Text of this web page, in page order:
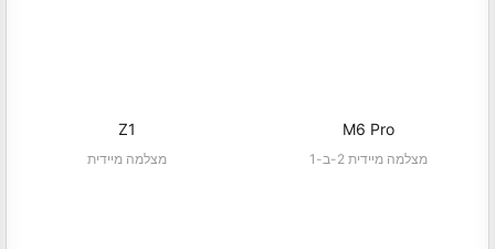
Z1
מצלמה מיידית
M6 Pro
מצלמה מיידית 2-ב-1